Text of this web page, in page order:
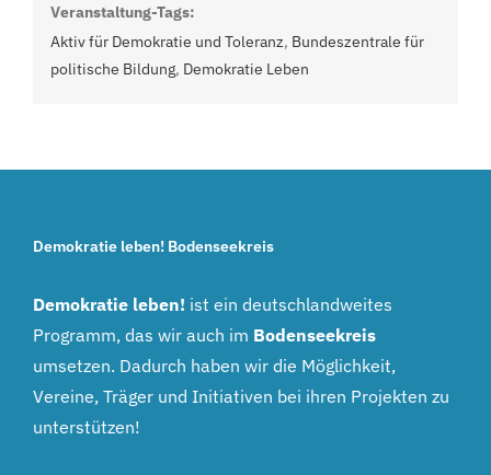
Veranstaltung-Tags:
Aktiv für Demokratie und Toleranz, Bundeszentrale für
politische Bildung, Demokratie Leben
Demokratie leben! Bodenseekreis
Demokratie leben! ist ein deutschlandweites
Programm, das wir auch im Bodenseekreis
umsetzen. Dadurch haben wir die Möglichkeit,
Vereine, Träger und Initiativen bei ihren Projekten zu
unterstützen!